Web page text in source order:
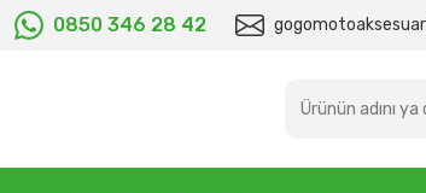
0850 346 28 42